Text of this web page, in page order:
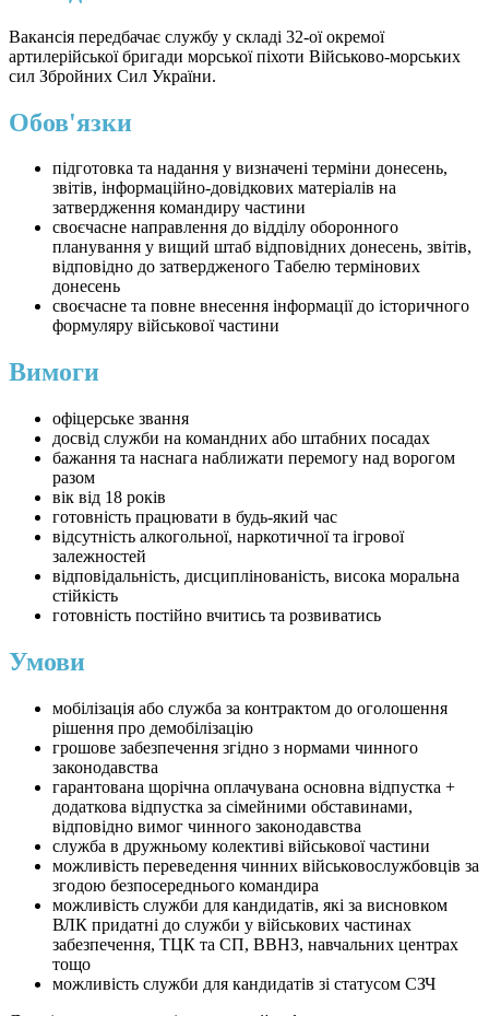
Вакансія передбачає службу у складі 32-ої окремої
артилерійської бригади морської піхоти Військово-морських
сил Збройних Сил України.
Обов'язки
підготовка та надання у визначені терміни донесень,
звітів, інформаційно-довідкових матеріалів на
затвердження командиру частини
своєчасне направлення до відділу оборонного
планування у вищий штаб відповідних донесень, звітів,
відповідно до затвердженого Табелю термінових
донесень
своєчасне та повне внесення інформації до історичного
формуляру військової частини
Вимоги
офіцерське звання
досвід служби на командних або штабних посадах
бажання та наснага наближати перемогу над ворогом
разом
вік від 18 років
готовність працювати в будь-який час
відсутність алкогольної, наркотичної та ігрової
залежностей
відповідальність, дисциплінованість, висока моральна
стійкість
готовність постійно вчитись та розвиватись
Умови
мобілізація або служба за контрактом до оголошення
рішення про демобілізацію
грошове забезпечення згідно з нормами чинного
законодавства
гарантована щорічна оплачувана основна відпустка +
додаткова відпустка за сімейними обставинами,
відповідно вимог чинного законодавства
служба в дружньому колективі військової частини
можливість переведення чинних військовослужбовців за
згодою безпосереднього командира
можливість служби для кандидатів, які за висновком
ВЛК придатні до служби у військових частинах
забезпечення, ТЦК та СП, ВВНЗ, навчальних центрах
тощо
можливість служби для кандидатів зі статусом СЗЧ